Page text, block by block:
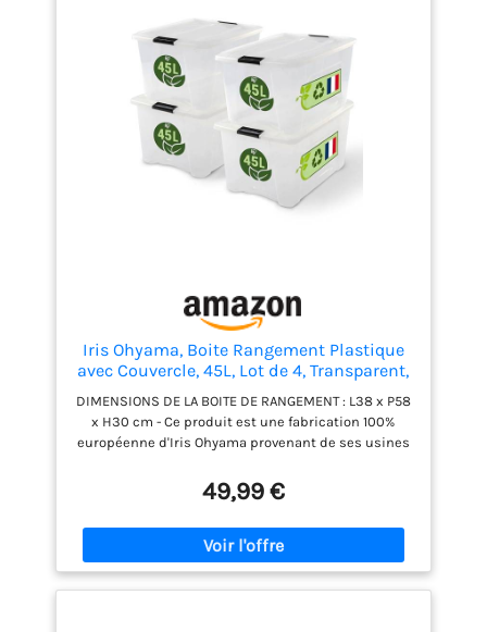
Iris Ohyama, Boite Rangement Plastique
avec Couvercle, 45L, Lot de 4, Transparent,
Clips de Fermeture, Poignée, Empilable,
Organisation Solide et Durable, pour
Chambre, Dressing, Bureau, BSB-45
DIMENSIONS DE LA BOITE DE RANGEMENT : L38 x P58
x H30 cm - Ce produit est une fabrication 100%
européenne d'Iris Ohyama provenant de ses usines
d'une boîte est de 45L, de plus, le volume de cette
boite plastique est suffisant pour stocker de
nombreux articles, tels que des objets volumineux,
des accessoires, des jouets, livres et autres
MATERIAU DE LA CAISSE DE RANGEMENT : Ce produit
est fabriqué en plastique sans BPA (polypropylène),
49,99 €